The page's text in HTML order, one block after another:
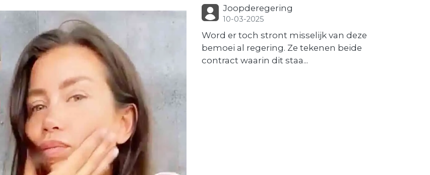
Joopderegering
10-03-2025
Word er toch stront misselijk van deze
bemoei al regering. Ze tekenen beide
contract waarin dit staa...